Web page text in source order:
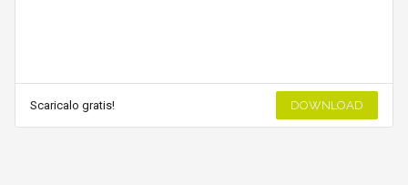
Scaricalo gratis! DOWNLOAD